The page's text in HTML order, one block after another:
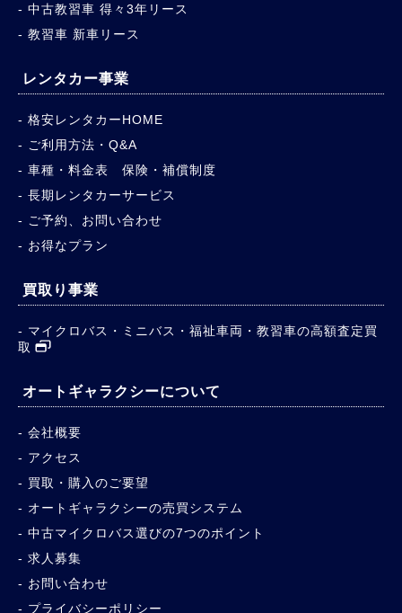
中古教習車 得々3年リース
教習車 新車リース
レンタカー事業
格安レンタカーHOME
ご利用方法・Q&A
車種・料金表 保険・補償制度
長期レンタカーサービス
ご予約、お問い合わせ
お得なプラン
買取り事業
マイクロバス・ミニバス・福祉車両・教習車の高額査定買
取
オートギャラクシーについて
会社概要
アクセス
買取・購入のご要望
オートギャラクシーの売買システム
中古マイクロバス選びの7つのポイント
求人募集
お問い合わせ
プライバシーポリシー